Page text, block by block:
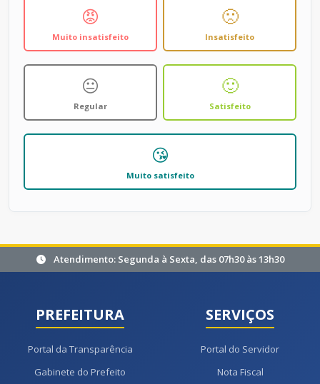
😡
Muito insatisfeito
🙁
Insatisfeito
😐
Regular
🙂
Satisfeito
😘
Muito satisfeito
Atendimento: Segunda à Sexta, das 07h30 às 13h30
PREFEITURA
Portal da Transparência
Gabinete do Prefeito
SERVIÇOS
Portal do Servidor
Nota Fiscal